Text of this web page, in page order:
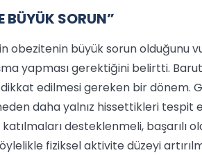
BÜYÜK SORUN”
obezitenin büyük sorun olduğunu
yapması gerektiğini belirtti.
dikkat edilmesi gereken bir
daha yalnız hissettikleri tespit
desteklenmeli, başarılı
fiziksel aktivite düzeyi